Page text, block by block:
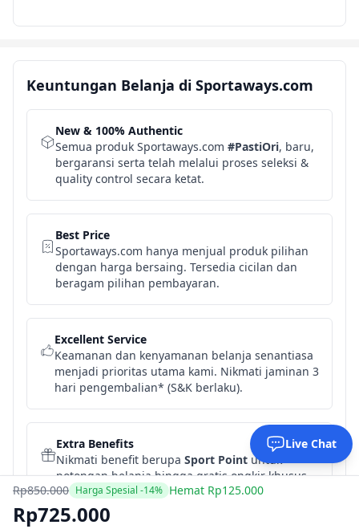
Keuntungan Belanja di Sportaways.com
New & 100% Authentic
Semua produk Sportaways.com #PastiOri, baru,
bergaransi serta telah melalui proses seleksi &
quality control secara ketat.
Best Price
Sportaways.com hanya menjual produk pilihan
dengan harga bersaing. Tersedia cicilan dan
beragam pilihan pembayaran.
Excellent Service
Keamanan dan kenyamanan belanja senantiasa
menjadi prioritas utama kami. Nikmati jaminan 3
hari pengembalian* (S&K berlaku).
Extra Benefits
Nikmati benefit berupa Sport Pointuntuk
potongan belanja hingga gratis ongkir khusus
pelanggan Sportaways.com.
Rp850.000 Harga Spesial -14% Hemat Rp125.000
Rp725.000
Live Chat